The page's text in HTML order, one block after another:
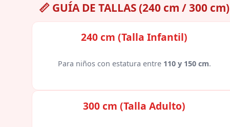
📏 GUÍA DE TALLAS (240 cm / 300 cm)
240 cm (Talla Infantil)
Para niños con estatura entre 110 y 150 cm.
300 cm (Talla Adulto)